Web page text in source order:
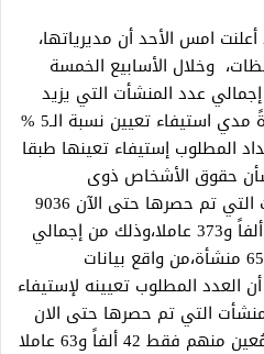
امس الأحد أن مديرياتها،
وخلال الأسابيع الخمسة
بِحصر 42 % من إجمالي عدد المنشأت التي يزيد
عدد عمالها عن 20 عاملا،راصدةً مدي استيفاء تعيين نسبة الـ5 %
المطلوب إستيفاء تعينها طبقا
رقم 10 لسنة 2018 بشأن حقوق الأشخاص ذوى
الإعاقة،وقالت أن عدد المنشآت التي تم حصرها حتى الآن 9036
منشأة يعمل بها مليوناً و477 ألفاً و373 عاملا،وذلك من إجمالي
منشأت يبلغ عددها 23 الفاً و654 منشأة،من واقع بيانات
العدد المطلوب تعيينه لإستيفاء
التي تم حصرها حتى الان
يبلغ 74 ألفاً و254 عامل،وأن المُعين منهم فقط 42 ألفاً و63 عاملا